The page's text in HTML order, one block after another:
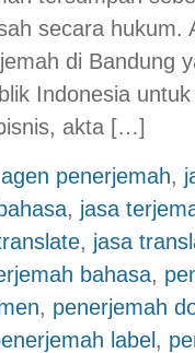
secara hukum.
di Bandung
Indonesia
akta […]
agen penerjemah,
, jasa
, jasa
bahasa,
, penerjemah
label ,